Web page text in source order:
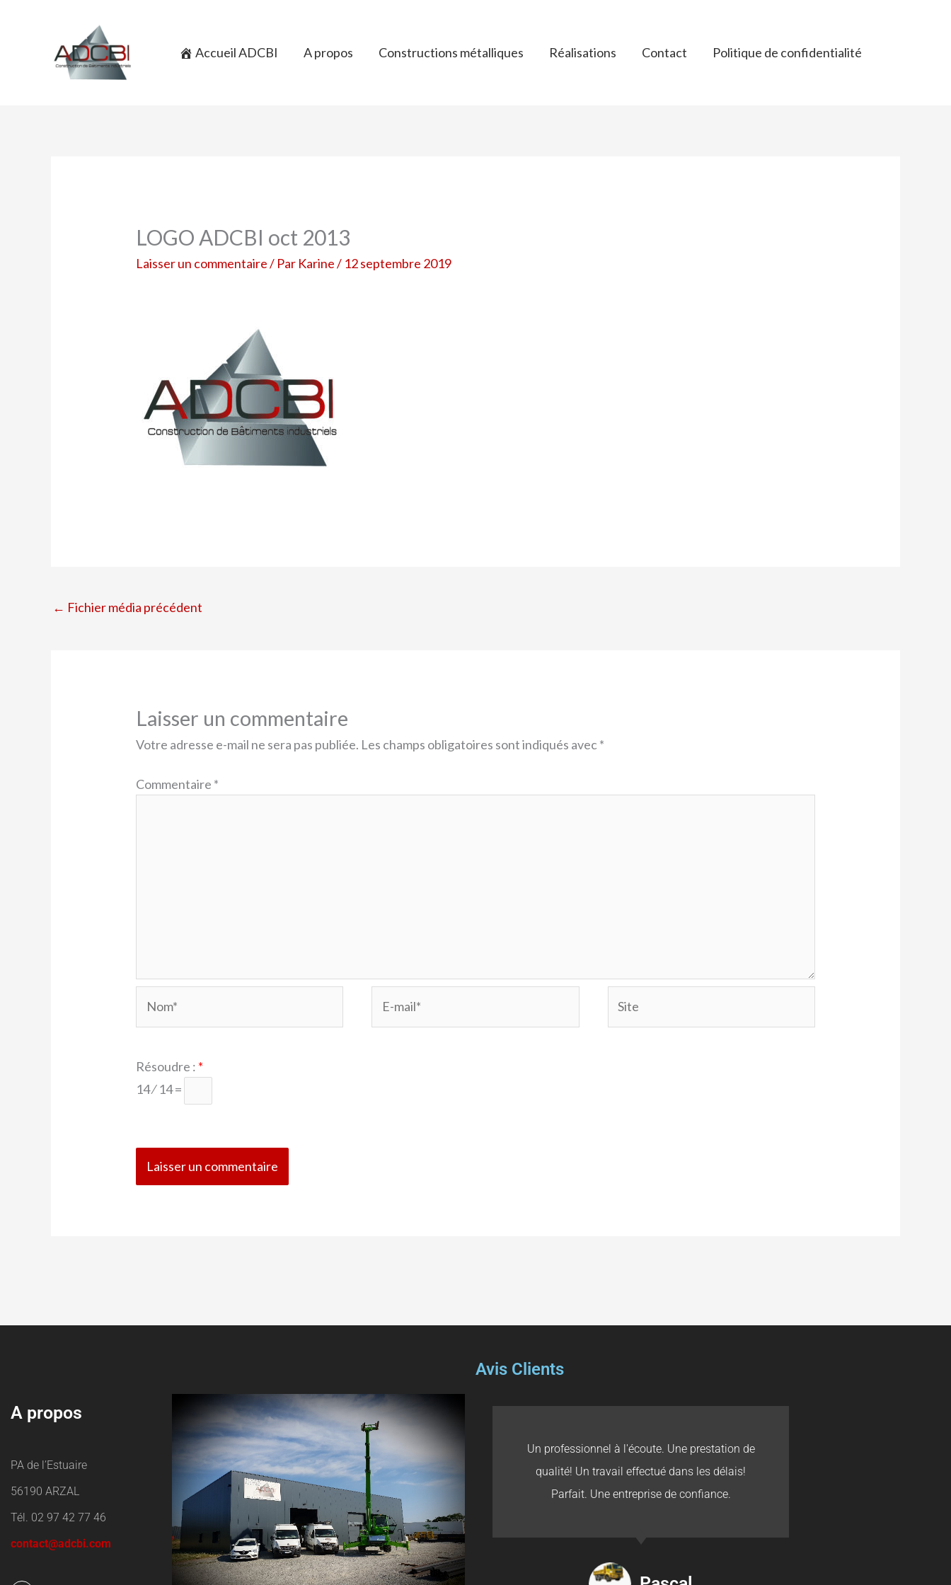
Accueil ADCBI A propos Constructions métalliques Réalisations Contact Politique de confidentialité
LOGO ADCBI oct 2013
Laisser un commentaire/ Par Karine/ 12 septembre 2019
← Fichier média précédent
Laisser un commentaire
Votre adresse e-mail ne sera pas publiée. Les champs obligatoires sont indiqués avec *
Commentaire *
mail*
Résoudre : *
14 ⁄ 14 =
A propos
PA de l’Estuaire
56190 ARZAL
Tél. 02 97 42 77 46
contact@adcbi.com
Avis Clients
Un professionnel à l'écoute. Une prestation de
qualité! Un travail effectué dans les délais!
Parfait. Une entreprise de confiance.